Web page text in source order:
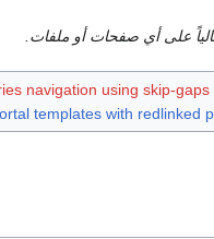
على أي صفحات أو ملفات.
navigation using skip-
templates with redlinked